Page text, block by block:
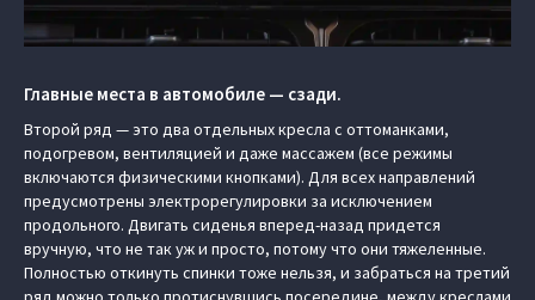
Главные места в автомобиле — сзади.
Второй ряд — это два отдельных кресла с оттоманками,
подогревом, вентиляцией и даже массажем (все режимы
включаются физическими кнопками). Для всех направлений
предусмотрены электрорегулировки за исключением
продольного. Двигать сиденья вперед-назад придется
вручную, что не так уж и просто, потому что они тяжеленные.
Полностью откинуть спинки тоже нельзя, и забраться на третий